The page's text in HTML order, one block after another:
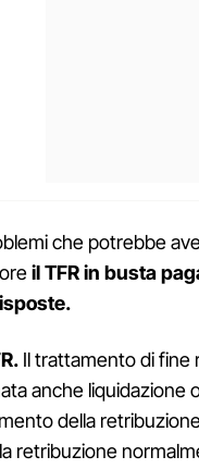
che potrebbe
il TFR in busta
Il trattamento di fine
anche liquidazione
della
retribuzione